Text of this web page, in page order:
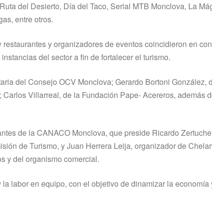
del Desierto, Día del Taco, Serial MTB Monclova, La
entre otros.
y organizadores de eventos coincidieron en
del sector a fin de fortalecer el turismo.
del Consejo OCV Monclova; Gerardo Bortoni González,
Villarreal, de la Fundación Pape- Acereros, además
de la CANACO Monclova, que preside Ricardo
de Turismo, y Juan Herrera Leija, organizador de
y del organismo comercial.
labor en equipo, con el objetivo de dinamizar la economía